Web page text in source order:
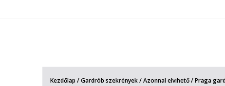
Kezdőlap /Gardrób szekrények/Azonnal elvihető/ Praga